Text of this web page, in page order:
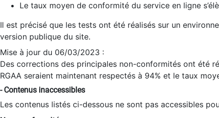
Le taux moyen de conformité du service en ligne
Il est précisé que les tests ont été réalisés sur un
version publique du site.
Mise à jour du 06/03/2023 :
Des corrections des principales non-conformités ont été
RGAA seraient maintenant respectés à 94% et le taux
- Contenus inaccessibles
Les contenus listés ci-dessous ne sont pas accessibles